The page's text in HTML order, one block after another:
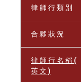
律 師 行 類 別
合 夥 狀 況
律 師 行 名 稱 (
英 文 )